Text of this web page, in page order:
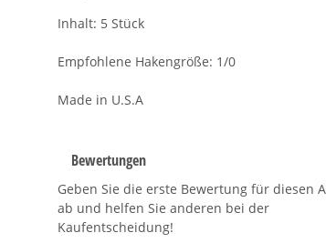
Inhalt: 5 Stück
Empfohlene Hakengröße: 1/0
Made in U.S.A
Bewertungen
Geben Sie die erste Bewertung für diesen
ab und helfen Sie anderen bei der
Kaufentscheidung!